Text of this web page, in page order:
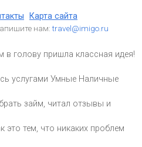
Карта сайта
нам:travel@imigo.ru
в голову пришла классная идея!
услугами Умные Наличные
займ, читал отзывы и
это тем, что никаких проблем